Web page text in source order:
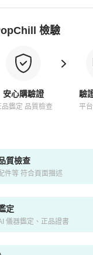
檢驗
安心購驗證
品鑑定 品質檢查
驗
平
、安心購檢驗流程介
質檢查
件等 符合頁面描述
定
儀器鑑定、正品證書